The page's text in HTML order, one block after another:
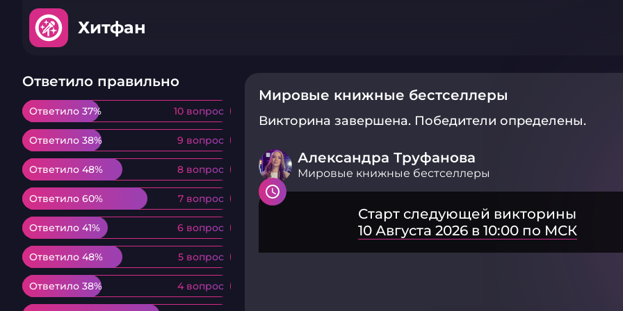
Хитфан
Ответило правильно
Ответило 37% 10 вопрос
Ответило 37% 10 вопрос
Ответило 38% 9 вопрос
Ответило 38% 9 вопрос
Ответило 48% 8 вопрос
Ответило 48% 8 вопрос
Ответило 60% 7 вопрос
Ответило 60% 7 вопрос
Ответило 41% 6 вопрос
Ответило 41% 6 вопрос
Ответило 48% 5 вопрос
Ответило 48% 5 вопрос
Ответило 38% 4 вопрос
Ответило 38% 4 вопрос
Мировые книжные бестселлеры
Викторина завершена. Победители определены.
Александра Труфанова
Мировые книжные бестселлеры
Старт следующей викторины
10 Августа 2026 в 10:00 по МСК